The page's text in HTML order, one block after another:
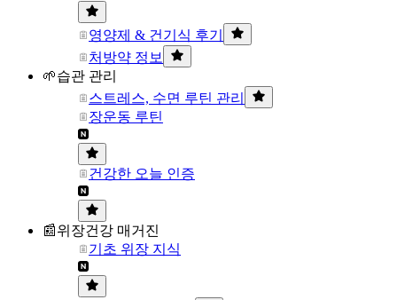
영양제 & 건기식 후기
처방약 정보
🌱습관 관리
스트레스, 수면 루틴 관리
장운동 루틴
건강한 오늘 인증
📰위장건강 매거진
기초 위장 지식